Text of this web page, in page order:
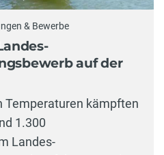
& Bewerbe
auf der
Temperaturen kämpften
1.300
Landes-